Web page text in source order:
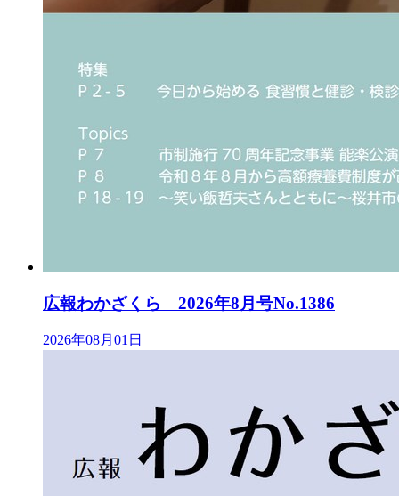
広報わかざくら 2026年8月号No.1386
2026年08月01日